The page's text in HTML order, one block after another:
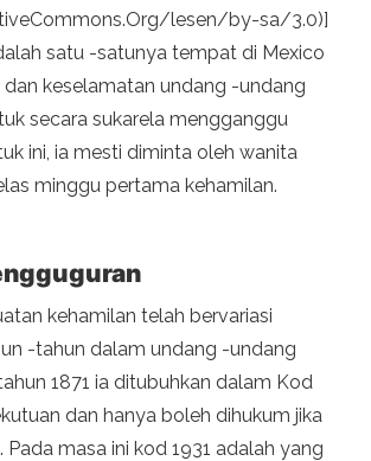
lesen/by-sa/3.0)]
satu -satunya tempat di Mexico
dan keselamatan undang -undang
secara sukarela mengganggu
ini, ia mesti diminta oleh wanita
minggu pertama kehamilan.
kehamilan telah bervariasi
-tahun dalam undang -undang
1871 ia ditubuhkan dalam Kod
dan hanya boleh dihukum jika
Pada masa ini kod 1931 adalah yang